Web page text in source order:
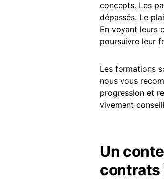
concepts. Les
dépassés. Le
En voyant leurs
poursuivre leur
Les formations
nous vous
progression et
vivement
Un